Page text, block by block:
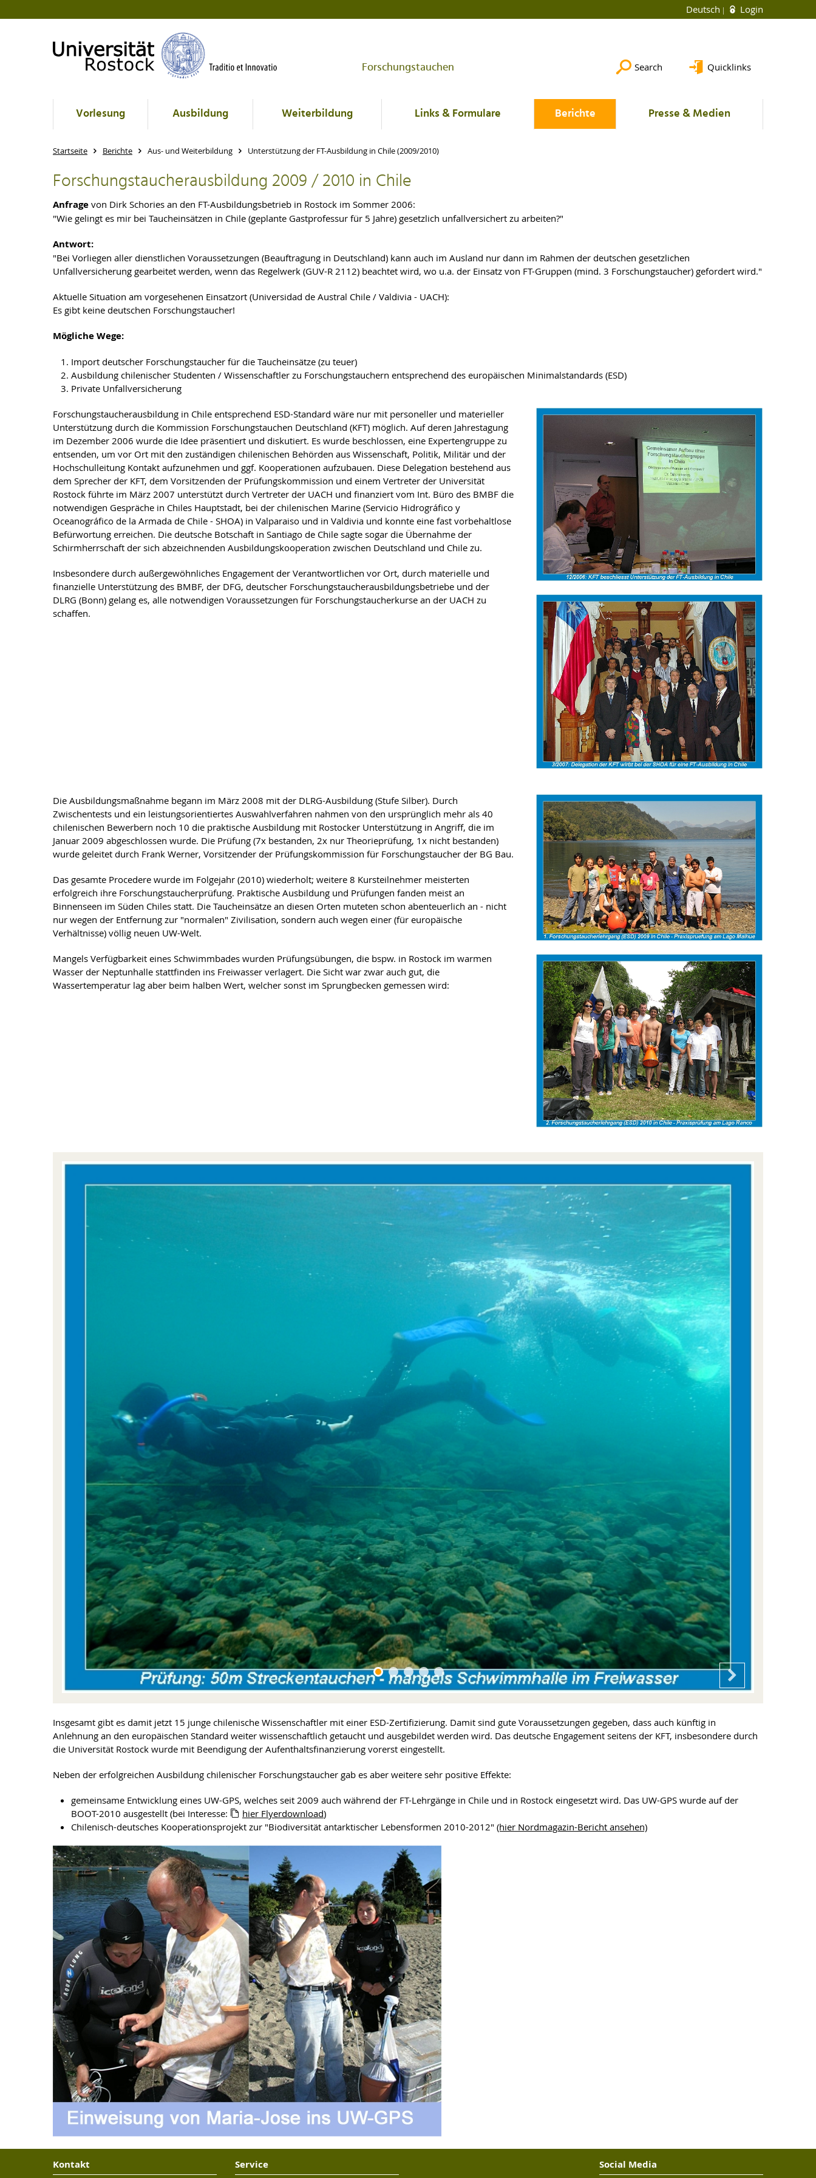
Deutsch Login
Forschungstauchen Search Quicklinks
Vorlesung Ausbildung Weiterbildung Links & Formulare Berichte Presse & Medien
Startseite Berichte Aus- und Weiterbildung Unterstützung der FT-Ausbildung in Chile (2009/2010)
Forschungstaucherausbildung 2009 / 2010 in Chile
Anfrage von Dirk Schories an den FT-Ausbildungsbetrieb in Rostock im Sommer 2006:
"Wie gelingt es mir bei Taucheinsätzen in Chile (geplante Gastprofessur für 5 Jahre) gesetzlich unfallversichert zu arbeiten?"
Antwort:
"Bei Vorliegen aller dienstlichen Voraussetzungen (Beauftragung in Deutschland) kann auch im Ausland nur dann im Rahmen der deutschen gesetzlichen
Unfallversicherung gearbeitet werden, wenn das Regelwerk (GUV-R 2112) beachtet wird, wo u.a. der Einsatz von FT-Gruppen (mind. 3 Forschungstaucher) gefordert wird."
Aktuelle Situation am vorgesehenen Einsatzort (Universidad de Austral Chile / Valdivia - UACH):
Es gibt keine deutschen Forschungstaucher!
Mögliche Wege:
Import deutscher Forschungstaucher für die Taucheinsätze (zu teuer)
Ausbildung chilenischer Studenten / Wissenschaftler zu Forschungstauchern entsprechend des europäischen Minimalstandards (ESD)
Private Unfallversicherung
Forschungstaucherausbildung in Chile entsprechend ESD-Standard wäre nur mit personeller und materieller
Unterstützung durch die Kommission Forschungstauchen Deutschland (KFT) möglich. Auf deren Jahrestagung
im Dezember 2006 wurde die Idee präsentiert und diskutiert. Es wurde beschlossen, eine Expertengruppe zu
entsenden, um vor Ort mit den zuständigen chilenischen Behörden aus Wissenschaft, Politik, Militär und der
Hochschulleitung Kontakt aufzunehmen und ggf. Kooperationen aufzubauen. Diese Delegation bestehend aus
dem Sprecher der KFT, dem Vorsitzenden der Prüfungskommission und einem Vertreter der Universität
Rostock führte im März 2007 unterstützt durch Vertreter der UACH und finanziert vom Int. Büro des BMBF die
notwendigen Gespräche in Chiles Hauptstadt, bei der chilenischen Marine (Servicio Hidrográfico y
Oceanográfico de la Armada de Chile - SHOA) in Valparaiso und in Valdivia und konnte eine fast vorbehaltlose
Befürwortung erreichen. Die deutsche Botschaft in Santiago de Chile sagte sogar die Übernahme der
Schirmherrschaft der sich abzeichnenden Ausbildungskooperation zwischen Deutschland und Chile zu.
Insbesondere durch außergewöhnliches Engagement der Verantwortlichen vor Ort, durch materielle und
finanzielle Unterstützung des BMBF, der DFG, deutscher Forschungstaucherausbildungsbetriebe und der
DLRG (Bonn) gelang es, alle notwendigen Voraussetzungen für Forschungstaucherkurse an der UACH zu
schaffen.
Die Ausbildungsmaßnahme begann im März 2008 mit der DLRG-Ausbildung (Stufe Silber). Durch
Zwischentests und ein leistungsorientiertes Auswahlverfahren nahmen von den ursprünglich mehr als 40
chilenischen Bewerbern noch 10 die praktische Ausbildung mit Rostocker Unterstützung in Angriff, die im
Januar 2009 abgeschlossen wurde. Die Prüfung (7x bestanden, 2x nur Theorieprüfung, 1x nicht bestanden)
wurde geleitet durch Frank Werner, Vorsitzender der Prüfungskommission für Forschungstaucher der BG Bau.
Das gesamte Procedere wurde im Folgejahr (2010) wiederholt; weitere 8 Kursteilnehmer meisterten
erfolgreich ihre Forschungstaucherprüfung. Praktische Ausbildung und Prüfungen fanden meist an
Binnenseen im Süden Chiles statt. Die Taucheinsätze an diesen Orten muteten schon abenteuerlich an - nicht
nur wegen der Entfernung zur "normalen" Zivilisation, sondern auch wegen einer (für europäische
Verhältnisse) völlig neuen UW-Welt.
Mangels Verfügbarkeit eines Schwimmbades wurden Prüfungsübungen, die bspw. in Rostock im warmen
Wasser der Neptunhalle stattfinden ins Freiwasser verlagert. Die Sicht war zwar auch gut, die
Wassertemperatur lag aber beim halben Wert, welcher sonst im Sprungbecken gemessen wird:
Insgesamt gibt es damit jetzt 15 junge chilenische Wissenschaftler mit einer ESD-Zertifizierung. Damit sind gute Voraussetzungen gegeben, dass auch künftig in
Anlehnung an den europäischen Standard weiter wissenschaftlich getaucht und ausgebildet werden wird. Das deutsche Engagement seitens der KFT, insbesondere durch
die Universität Rostock wurde mit Beendigung der Aufenthaltsfinanzierung vorerst eingestellt.
Neben der erfolgreichen Ausbildung chilenischer Forschungstaucher gab es aber weitere sehr positive Effekte:
gemeinsame Entwicklung eines UW-GPS, welches seit 2009 auch während der FT-Lehrgänge in Chile und in Rostock eingesetzt wird. Das UW-GPS wurde auf der
BOOT-2010 ausgestellt (bei Interesse:
hier Flyerdownload)
Chilenisch-deutsches Kooperationsprojekt zur "Biodiversität antarktischer Lebensformen 2010-2012" (hier Nordmagazin-Bericht ansehen)
Kontakt Service Social Media